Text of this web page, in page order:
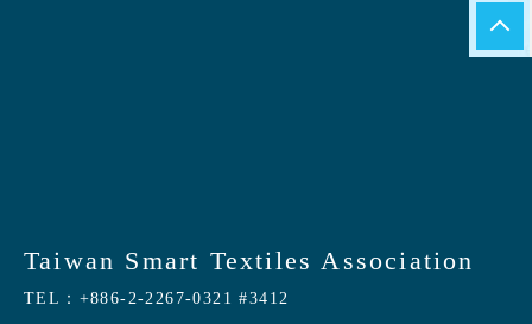
Taiwan Smart Textiles Association
TEL： +886-2-2267-0321 #3412